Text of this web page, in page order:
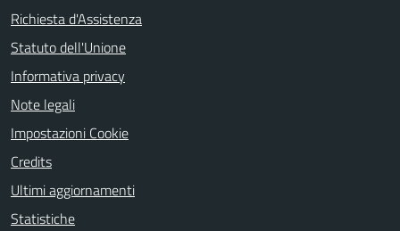
Richiesta d'Assistenza
Statuto dell'Unione
Informativa privacy
Note legali
Impostazioni Cookie
Credits
Ultimi aggiornamenti
Statistiche